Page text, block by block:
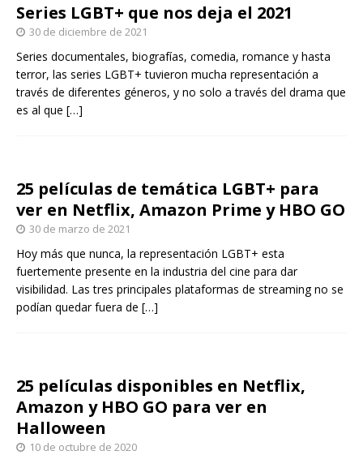
Series LGBT+ que nos deja el 2021
30 de diciembre de 2021
Series documentales, biografías, comedia, romance y hasta
terror, las series LGBT+ tuvieron mucha representación a
través de diferentes géneros, y no solo a través del drama que
es al que […]
25 películas de temática LGBT+ para
ver en Netflix, Amazon Prime y HBO GO
30 de marzo de 2021
Hoy más que nunca, la representación LGBT+ esta
fuertemente presente en la industria del cine para dar
visibilidad. Las tres principales plataformas de streaming no se
podían quedar fuera de […]
25 películas disponibles en Netflix,
Amazon y HBO GO para ver en
Halloween
10 de octubre de 2020